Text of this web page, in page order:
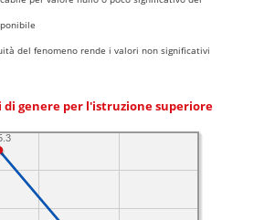
del fenomeno rende i valori non significativi
genere per l'istruzione superiore